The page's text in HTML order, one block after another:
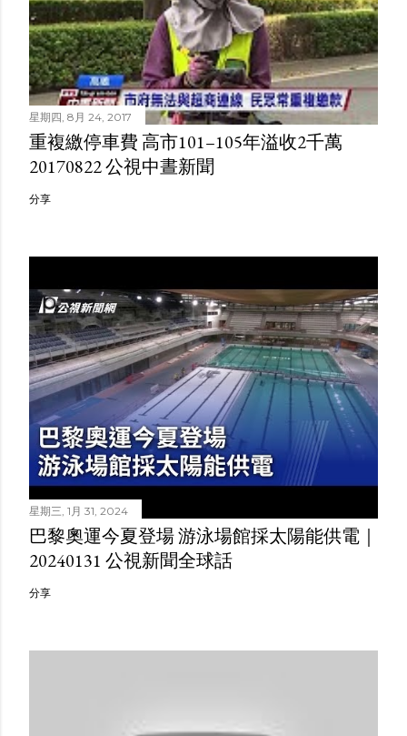
星期四, 8月 24, 2017
重複繳停車費 高市101–105年溢收2千萬
20170822 公視中晝新聞
分享
星期三, 1月 31, 2024
巴黎奧運今夏登場 游泳場館採太陽能供電｜
20240131 公視新聞全球話
分享